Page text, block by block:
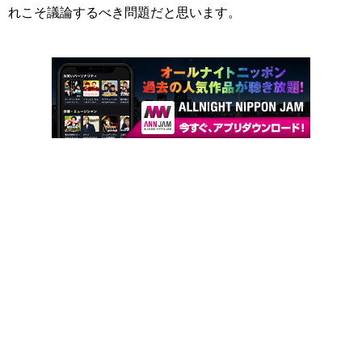
れこそ議論するべき問題だと思います。